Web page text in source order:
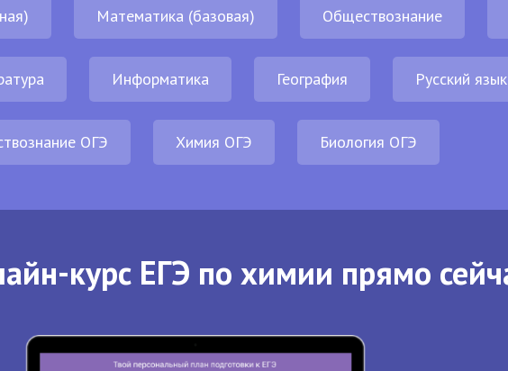
Математика (базовая) Обществознание
Информатика География Русский
ОГЭ Химия ОГЭ Биология ОГЭ
курс ЕГЭ по химии прямо